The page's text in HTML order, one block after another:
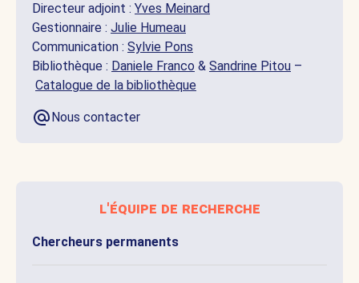
Directeur adjoint : Yves Meinard
Gestionnaire : Julie Humeau
Communication : Sylvie Pons
Bibliothèque : Daniele Franco & Sandrine Pitou –
Catalogue de la bibliothèque
Nous contacter
l'équipe de recherche
Chercheurs permanents